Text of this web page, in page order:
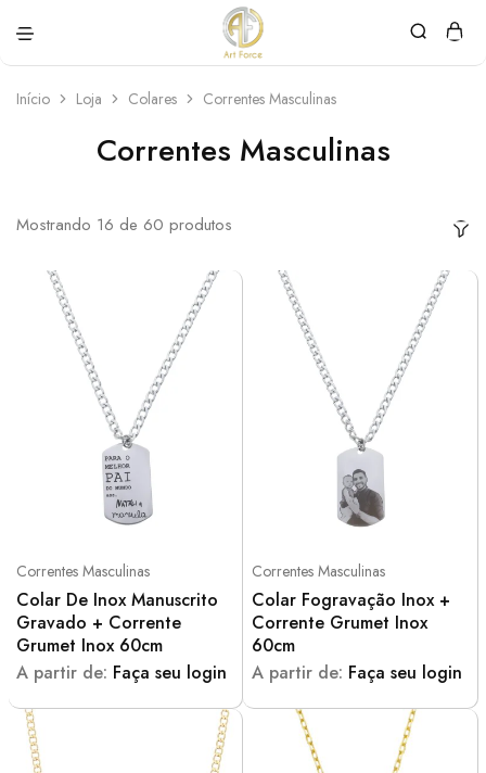
Force
personalizadas
Início Loja Colares Correntes Masculinas
Correntes Masculinas
Mostrando 16 de 60 produtos
Correntes Masculinas
Colar De Inox Manuscrito
Gravado + Corrente
Grumet Inox 60cm
A partir de: Faça seu login
Correntes Masculinas
Colar Fogravação Inox +
Corrente Grumet Inox
60cm
A partir de: Faça seu login